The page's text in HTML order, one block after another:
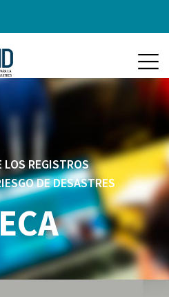
REGISTROS
DE DESASTRES